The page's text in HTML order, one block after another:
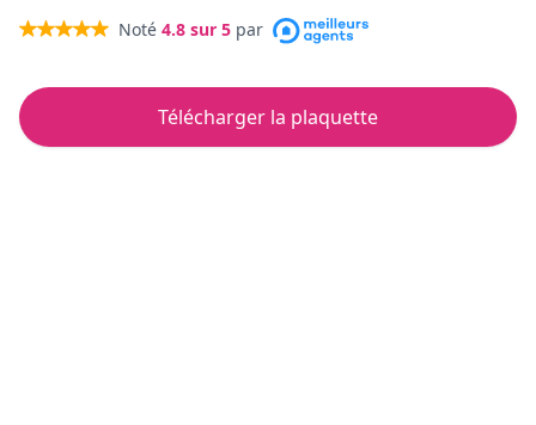
Noté 4.8 sur 5 par
Télécharger la plaquette